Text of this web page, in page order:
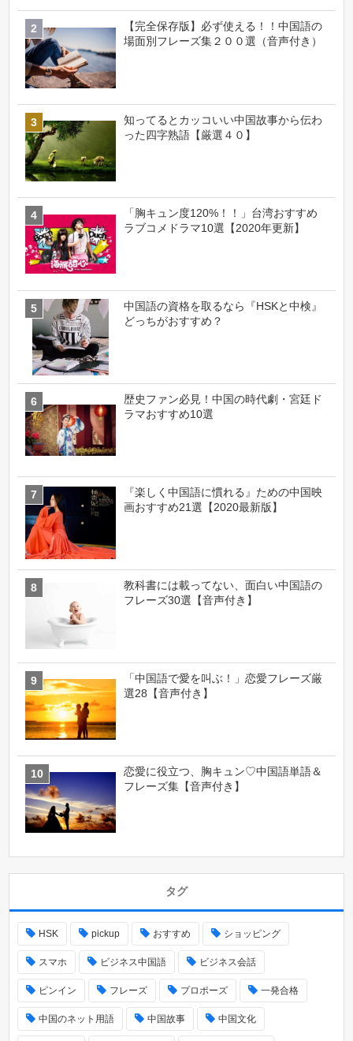
【完全保存版】必ず使える！！中国語の
場面別フレーズ集２００選（音声付き）
知ってるとカッコいい中国故事から伝わ
った四字熟語【厳選４０】
「胸キュン度120%！！」台湾おすすめ
ラブコメドラマ10選【2020年更新】
中国語の資格を取るなら『HSKと中検』
どっちがおすすめ？
歴史ファン必見！中国の時代劇・宮廷ド
ラマおすすめ10選
『楽しく中国語に慣れる』ための中国映
画おすすめ21選【2020最新版】
教科書には載ってない、面白い中国語の
フレーズ30選【音声付き】
「中国語で愛を叫ぶ！」恋愛フレーズ厳
選28【音声付き】
恋愛に役立つ、胸キュン♡中国語単語＆
フレーズ集【音声付き】
タグ
HSK pickup おすすめ ショッピング
スマホ ビジネス中国語 ビジネス会話
ピンイン フレーズ プロポーズ 一発合格
中国のネット用語 中国故事 中国文化